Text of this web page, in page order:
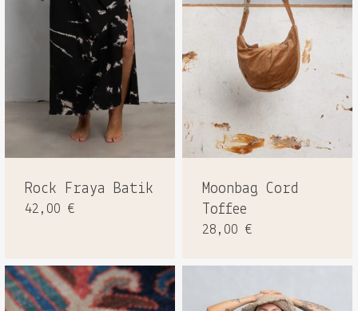
Rock Fraya Batik
42,00 €
Moonbag Cord
Toffee
28,00 €